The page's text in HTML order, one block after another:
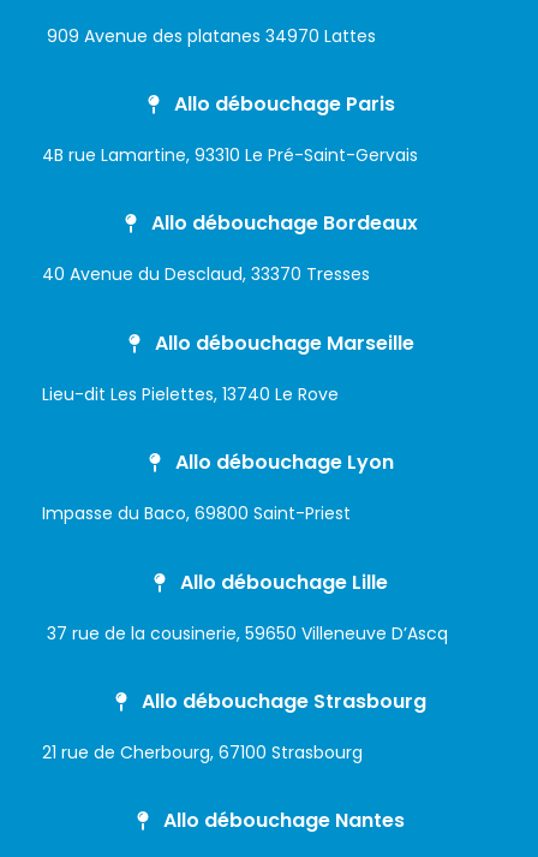
909 Avenue des platanes 34970 Lattes
Allo débouchage Paris
4B rue Lamartine, 93310 Le Pré-Saint-Gervais
Allo débouchage Bordeaux
40 Avenue du Desclaud, 33370 Tresses
Allo débouchage Marseille
Lieu-dit Les Pielettes, 13740 Le Rove
Allo débouchage Lyon
Impasse du Baco, 69800 Saint-Priest
Allo débouchage Lille
37 rue de la cousinerie, 59650 Villeneuve D’Ascq
Allo débouchage Strasbourg
21 rue de Cherbourg, 67100 Strasbourg
Allo débouchage Nantes